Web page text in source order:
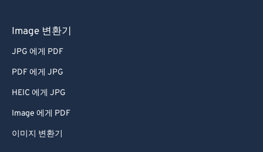
Image 변환기
JPG 에게 PDF
PDF 에게 JPG
HEIC 에게 JPG
Image 에게 PDF
이미지 변환기